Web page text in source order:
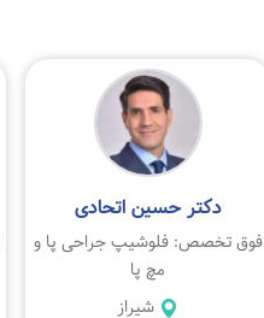
دکتر حسین اتحادی
فوق تخصص: فلوشیپ جراحی پا و
مچ پا
شیراز